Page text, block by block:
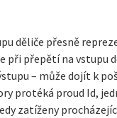
děliče přesně
při přepětí na vstupu
– může dojít k
protéká proud Id,
zatíženy